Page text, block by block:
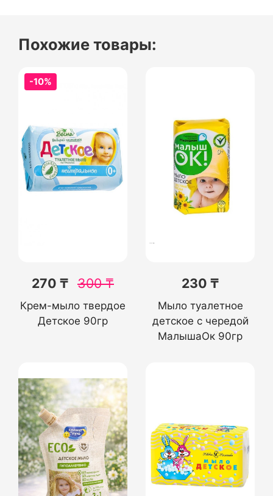
Похожие товары:
-10%
270 ₸ 300₸
Крем-мыло твердое
Детское 90гр
230 ₸
Мыло туалетное
детское с чередой
МалышаОк 90гр